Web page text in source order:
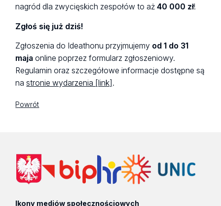
nagród dla zwycięskich zespołów to aż40 000 zł!
Zgłoś się już dziś!
Zgłoszenia do Ideathonu przyjmujemy od 1 do 31
maja online poprzez formularz zgłoszeniowy.
Regulamin oraz szczegółowe informacje dostępne są
nastronie wydarzenia [link] .
Powrót
Ikony mediów społecznościowych